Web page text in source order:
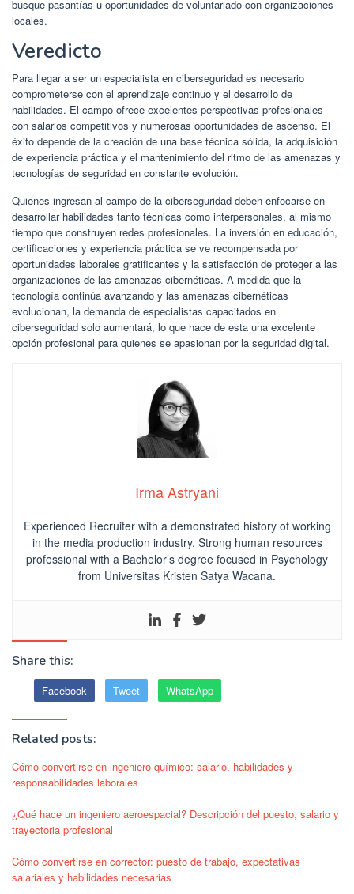
busque pasantías u oportunidades de voluntariado con organizaciones
locales.
Veredicto
Para llegar a ser un especialista en ciberseguridad es necesario
comprometerse con el aprendizaje continuo y el desarrollo de
habilidades. El campo ofrece excelentes perspectivas profesionales
con salarios competitivos y numerosas oportunidades de ascenso. El
éxito depende de la creación de una base técnica sólida, la adquisición
de experiencia práctica y el mantenimiento del ritmo de las amenazas y
tecnologías de seguridad en constante evolución.
Quienes ingresan al campo de la ciberseguridad deben enfocarse en
desarrollar habilidades tanto técnicas como interpersonales, al mismo
tiempo que construyen redes profesionales. La inversión en educación,
certificaciones y experiencia práctica se ve recompensada por
oportunidades laborales gratificantes y la satisfacción de proteger a las
organizaciones de las amenazas cibernéticas. A medida que la
tecnología continúa avanzando y las amenazas cibernéticas
evolucionan, la demanda de especialistas capacitados en
ciberseguridad solo aumentará, lo que hace de esta una excelente
opción profesional para quienes se apasionan por la seguridad digital.
Irma Astryani
Experienced Recruiter with a demonstrated history of working
in the media production industry. Strong human resources
professional with a Bachelor’s degree focused in Psychology
from Universitas Kristen Satya Wacana.
Share this:
Facebook Tweet WhatsApp
Related posts:
Cómo convertirse en ingeniero químico: salario, habilidades y
responsabilidades laborales
¿Qué hace un ingeniero aeroespacial? Descripción del puesto, salario y
trayectoria profesional
Cómo convertirse en corrector: puesto de trabajo, expectativas
salariales y habilidades necesarias